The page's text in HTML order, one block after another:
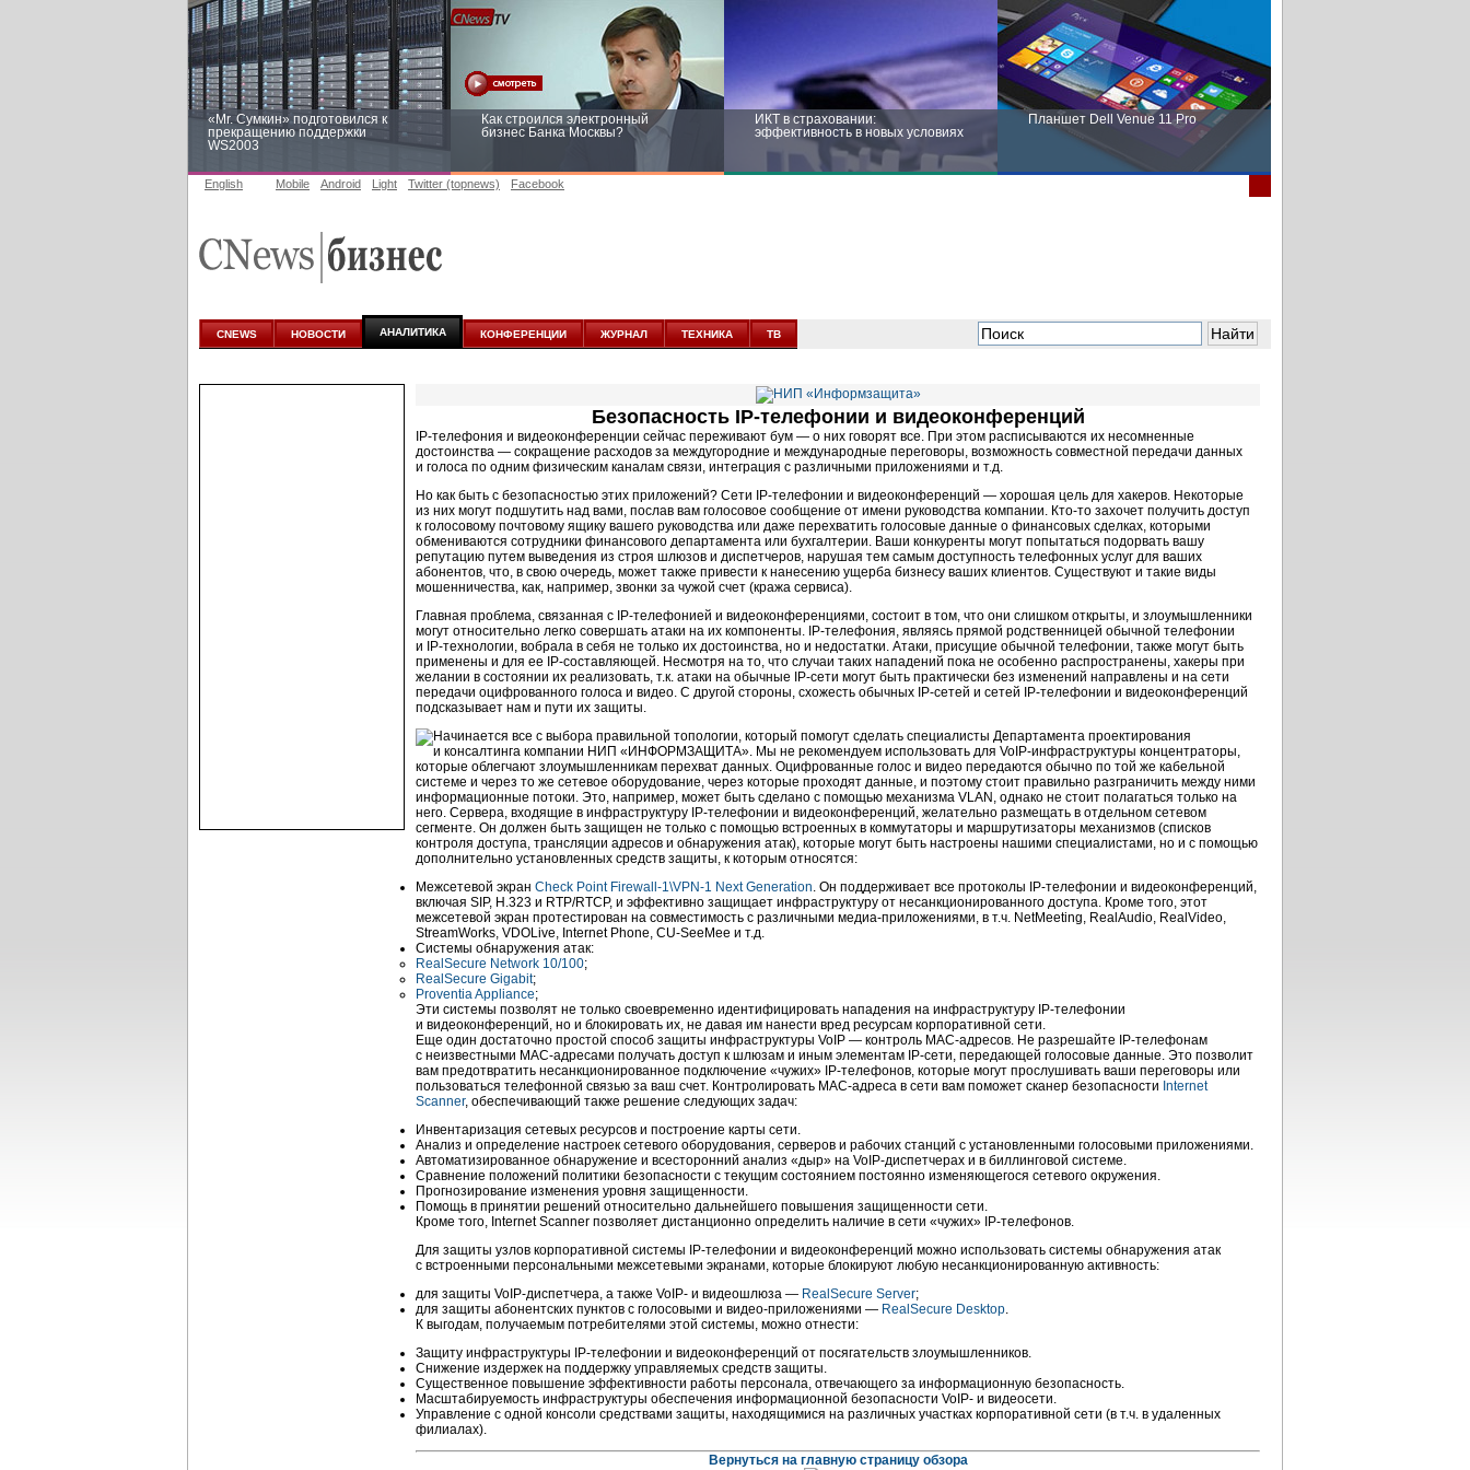
«Mr. Сумкин» подготовился к
прекращению поддержки
WS2003
Как строился электронный
бизнес Банка Москвы?
ИКТ в страховании:
эффективность в новых условиях
Планшет Dell Venue 11 Pro
аналитике
новых условиях
English Mobile Android Light Twitter (topnews) Facebook
CNEWS НОВОСТИ АНАЛИТИКА КОНФЕРЕНЦИИ ЖУРНАЛ ТЕХНИКА ТВ
Безопасность IP-телефонии и видеоконференций
IP-телефония и видеоконференции сейчас переживают бум — о них говорят все. При этом расписываются их несомненные
достоинства — сокращение расходов за междугородние и международные переговоры, возможность совместной передачи данных
и голоса по одним физическим каналам связи, интеграция с различными приложениями и т.д.
Но как быть с безопасностью этих приложений? Сети
IP-телефонии и видеоконференций — хорошая цель для хакеров. Некоторые
из них могут подшутить над вами, послав вам голосовое сообщение от имени руководства компании. Кто-то захочет получить доступ
к голосовому почтовому ящику вашего руководства или даже перехватить голосовые данные о финансовых сделках, которыми
обмениваются сотрудники финансового департамента или бухгалтерии. Ваши конкуренты могут попытаться подорвать вашу
репутацию путем выведения из строя шлюзов и диспетчеров, нарушая тем самым доступность телефонных услуг для ваших
абонентов, что, в свою очередь, может также привести к нанесению ущерба бизнесу ваших клиентов. Существуют и такие виды
мошенничества, как, например, звонки за чужой счет (кража сервиса).
Главная проблема, связанная с IP-телефонией и видеоконференциями, состоит в том, что они слишком открыты, и злоумышленники
могут относительно легко совершать атаки на их компоненты. IP-телефония, являясь прямой родственницей обычной телефонии
и
IP-технологии, вобрала в себя не только их достоинства, но и недостатки. Атаки, присущие обычной телефонии, также могут быть
применены и для ее
IP-составляющей. Несмотря на то, что случаи таких нападений пока не особенно распространены, хакеры при
желании в состоянии их реализовать, т.к. атаки на обычные
IP-сети могут быть практически без изменений направлены и на сети
передачи оцифрованного голоса и видео. С другой стороны, схожесть обычных IP-сетей и сетей IP-телефонии и видеоконференций
подсказывает нам и пути их защиты.
Начинается все с выбора правильной топологии, который помогут сделать специалисты Департамента проектирования
и консалтинга компании НИП «ИНФОРМЗАЩИТА». Мы не рекомендуем использовать для VoIP-инфраструктуры концентраторы,
которые облегчают злоумышленникам перехват данных. Оцифрованные голос и видео передаются обычно по той же кабельной
системе и через то же сетевое оборудование, через которые проходят данные, и поэтому стоит правильно разграничить между ними
информационные потоки. Это, например, может быть сделано с помощью механизма VLAN, однако не стоит полагаться только на
него. Сервера, входящие в инфраструктуру IP-телефонии и видеоконференций, желательно размещать в отдельном сетевом
сегменте. Он должен быть защищен не только с помощью встроенных в коммутаторы и маршрутизаторы механизмов (списков
контроля доступа, трансляции адресов и обнаружения атак), которые могут быть настроены нашими специалистами, но и с помощью
дополнительно установленных средств защиты, к которым относятся:
Межсетевой экран Check Point Firewall-1\VPN-1 Next Generation. Он поддерживает все протоколы IP-телефонии и видеоконференций,
включая SIP, H.323 и RTP/RTCP, и эффективно защищает инфраструктуру от несанкционированного доступа. Кроме того, этот
межсетевой экран протестирован на совместимость с различными медиа-приложениями, в т.ч. NetMeeting, RealAudio, RealVideo,
StreamWorks, VDOLive, Internet Phone, CU-SeeMee и т.д.
Системы обнаружения атак:
RealSecure Network 10/100;
RealSecure Gigabit;
Proventia Appliance;
Эти системы позволят не только своевременно идентифицировать нападения на инфраструктуру IP-телефонии
и видеоконференций, но и блокировать их, не давая им нанести вред ресурсам корпоративной сети.
Еще один достаточно простой способ защиты инфраструктуры VoIP — контроль MAC-адресов. Не разрешайте
IP-телефонам
с неизвестными MAC-адресами получать доступ к шлюзам и иным элементам IP-сети, передающей голосовые данные. Это позволит
вам предотвратить несанкционированное подключение «чужих» IP-телефонов, которые могут прослушивать ваши переговоры или
пользоваться телефонной связью за ваш счет. Контролировать MAC-адреса в сети вам поможет сканер безопасности Internet
Scanner, обеспечивающий также решение следующих задач:
Инвентаризация сетевых ресурсов и построение карты сети.
Анализ и определение настроек сетевого оборудования, серверов и рабочих станций с установленными голосовыми приложениями.
Автоматизированное обнаружение и всесторонний анализ «дыр» на VoIP-диспетчерах и в биллинговой системе.
Сравнение положений политики безопасности с текущим состоянием постоянно изменяющегося сетевого окружения.
Прогнозирование изменения уровня защищенности.
Помощь в принятии решений относительно дальнейшего повышения защищенности сети.
Кроме того, Internet Scanner позволяет дистанционно определить наличие в сети «чужих» IP-телефонов.
Для защиты узлов корпоративной системы
IP-телефонии и видеоконференций можно использовать системы обнаружения атак
с встроенными персональными межсетевыми экранами, которые блокируют любую несанкционированную активность:
для защиты VoIP-диспетчера, а также VoIP- и видеошлюза — RealSecure Server;
для защиты абонентских пунктов с голосовыми и видео-приложениями — RealSecure Desktop.
К выгодам, получаемым потребителями этой системы, можно отнести:
Защиту инфраструктуры
IP-телефонии и видеоконференций от посягательств злоумышленников.
Снижение издержек на поддержку управляемых средств защиты.
Существенное повышение эффективности работы персонала, отвечающего за информационную безопасность.
Масштабируемость инфраструктуры обеспечения информационной безопасности VoIP- и видеосети.
Управление с одной консоли средствами защиты, находящимися на различных участках корпоративной сети (в т.ч. в удаленных
филиалах).
Вернуться на главную страницу обзора